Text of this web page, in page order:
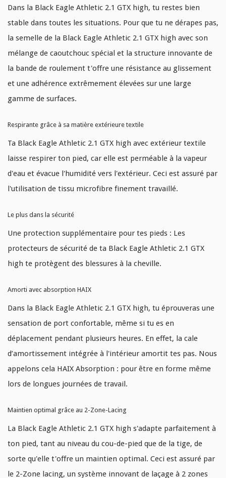
Dans la Black Eagle Athletic 2.1 GTX high, tu restes bien
stable dans toutes les situations. Pour que tu ne dérapes pas,
la semelle de la Black Eagle Athletic 2.1 GTX high avec son
mélange de caoutchouc spécial et la structure innovante de
la bande de roulement t'offre une résistance au glissement
et une adhérence extrêmement élevées sur une large
gamme de surfaces.
Respirante grâce à sa matière extérieure textile
Ta Black Eagle Athletic 2.1 GTX high avec extérieur textile
laisse respirer ton pied, car elle est perméable à la vapeur
d'eau et évacue l'humidité vers l'extérieur. Ceci est assuré par
l'utilisation de tissu microfibre finement travaillé.
Le plus dans la sécurité
Une protection supplémentaire pour tes pieds : Les
protecteurs de sécurité de ta Black Eagle Athletic 2.1 GTX
high te protègent des blessures à la cheville.
Amorti avec absorption HAIX
Dans la Black Eagle Athletic 2.1 GTX high, tu éprouveras une
sensation de port confortable, même si tu es en
déplacement pendant plusieurs heures. En effet, la cale
d’amortissement intégrée à l'intérieur amortit tes pas. Nous
appelons cela HAIX Absorption : pour être en forme même
lors de longues journées de travail.
Maintien optimal grâce au 2-Zone-Lacing
La Black Eagle Athletic 2.1 GTX high s'adapte parfaitement à
ton pied, tant au niveau du cou-de-pied que de la tige, de
sorte qu'elle t'offre un maintien optimal. Ceci est assuré par
le 2-Zone lacing, un système innovant de laçage à 2 zones